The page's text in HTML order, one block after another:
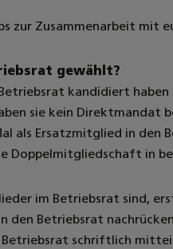
zur Zusammenarbeit mit
gewählt?
kandidiert haben
sie kein Direktmandat
als Ersatzmitglied in den
Doppelmitgliedschaft in
im Betriebsrat sind,
den Betriebsrat
Betriebsrat schriftlich